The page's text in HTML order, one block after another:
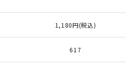
1,180円(税込)
617